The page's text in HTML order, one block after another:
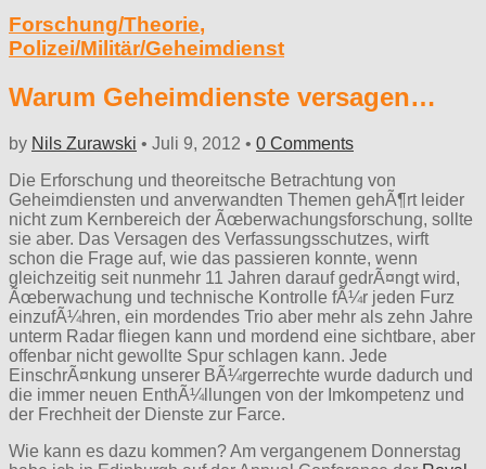
Forschung/Theorie,
Polizei/Militär/Geheimdienst
Warum Geheimdienste versagen…
by Nils Zurawski • Juli 9, 2012 • 0 Comments
Die Erforschung und theoreitsche Betrachtung von
Geheimdiensten und anverwandten Themen gehÃ¶rt leider
nicht zum Kernbereich der Ãœberwachungsforschung, sollte
sie aber. Das Versagen des Verfassungsschutzes, wirft
schon die Frage auf, wie das passieren konnte, wenn
gleichzeitig seit nunmehr 11 Jahren darauf gedrÃ¤ngt wird,
Ãœberwachung und technische Kontrolle fÃ¼r jeden Furz
einzufÃ¼hren, ein mordendes Trio aber mehr als zehn Jahre
unterm Radar fliegen kann und mordend eine sichtbare, aber
offenbar nicht gewollte Spur schlagen kann. Jede
EinschrÃ¤nkung unserer BÃ¼rgerrechte wurde dadurch und
die immer neuen EnthÃ¼llungen von der Imkompetenz und
der Frechheit der Dienste zur Farce.
Wie kann es dazu kommen? Am vergangenem Donnerstag